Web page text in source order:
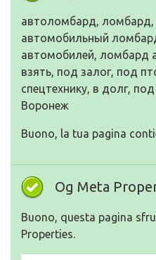
автоломбард, ломбард,
автомобильный
автомобилей, ломбард
взять, под залог, под
спецтехнику, в долг,
Воронеж
Buono, la tua pagina
Og Meta
Buono, questa pagina
Properties.